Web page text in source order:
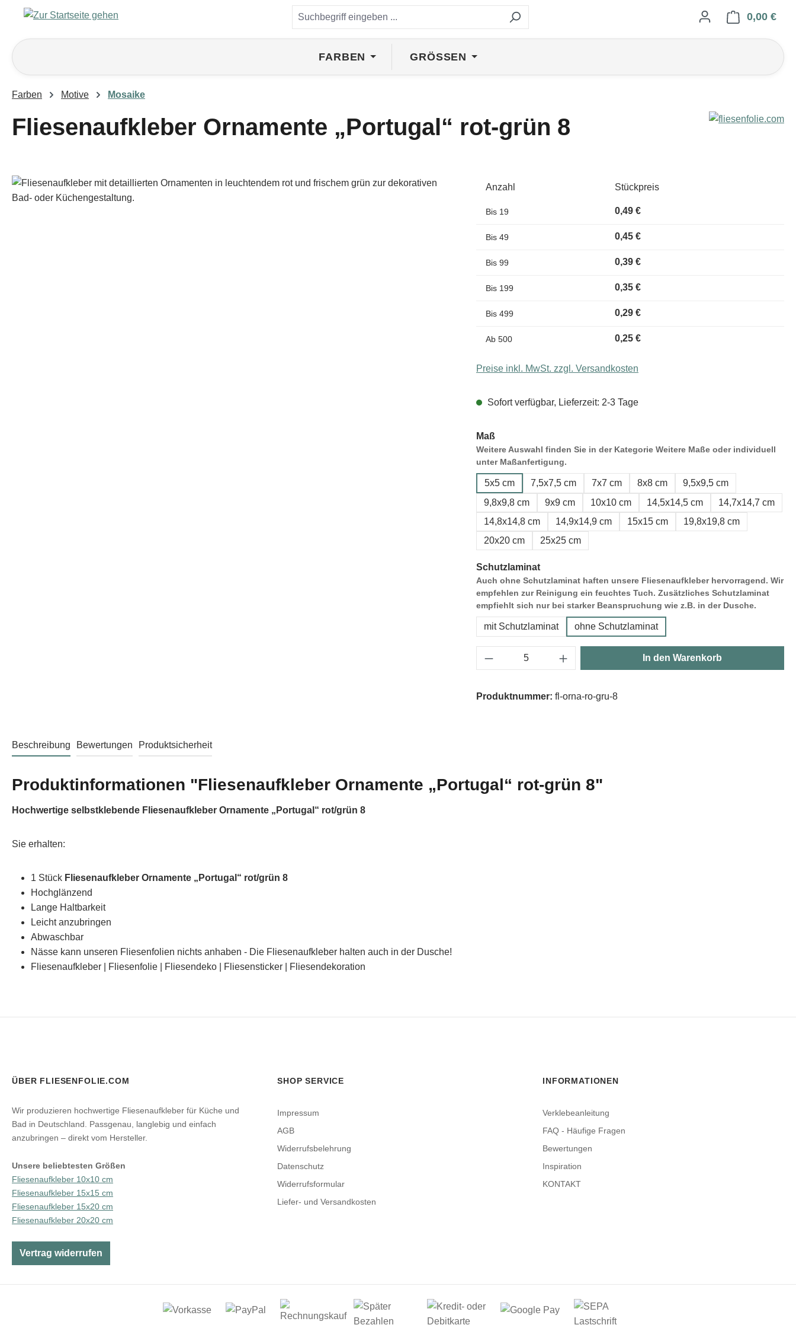
Hauptinhalt springen
Zur Suche springen
Zur Hauptnavigation springen 0,00 €
FARBEN GRÖSSEN
Farben Motive Mosaike
Fliesenaufkleber Ornamente „Portugal“ rot-grün 8
Bildergalerie überspringen Anzahl Stückpreis
Bis 19 0,49 €
Bis 49 0,45 €
Bis 99 0,39 €
Bis 199 0,35 €
Bis 499 0,29 €
Ab 500 0,25 €
Preise inkl. MwSt. zzgl. Versandkosten
Sofort verfügbar, Lieferzeit: 2-3 Tage
Maß
Weitere Auswahl finden Sie in der Kategorie Weitere Maße oder individuell
unter Maßanfertigung.
5x5 cm 7,5x7,5 cm 7x7 cm 8x8 cm
9,5x9,5 cm
9,8x9,8 cm
9x9 cm 10x10 cm 14,5x14,5 cm
14,7x14,7 cm
14,8x14,8 cm
14,9x14,9 cm 15x15 cm
19,8x19,8 cm
20x20 cm
25x25 cm
Schutzlaminat
Auch ohne Schutzlaminat haften unsere Fliesenaufkleber hervorragend. Wir
empfehlen zur Reinigung ein feuchtes Tuch. Zusätzliches Schutzlaminat
empfiehlt sich nur bei starker Beanspruchung wie z.B. in der Dusche.
mit Schutzlaminat ohne Schutzlaminat
Produkt Anzahl: Gib den gewünschten Wert ein
In den Warenkorb
Produktnummer: fl-orna-ro-gru-8
Beschreibung Bewertungen Produktsicherheit
Produktinformationen "Fliesenaufkleber Ornamente „Portugal“ rot-grün 8"
Hochwertige selbstklebende Fliesenaufkleber Ornamente „Portugal“ rot/grün 8
Sie erhalten:
1 Stück Fliesenaufkleber Ornamente „Portugal“ rot/grün 8
Hochglänzend
Lange Haltbarkeit
Leicht anzubringen
Abwaschbar
Nässe kann unseren Fliesenfolien nichts anhaben - Die Fliesenaufkleber halten auch in der Dusche!
Fliesenaufkleber | Fliesenfolie | Fliesendeko | Fliesensticker | Fliesendekoration
ÜBER FLIESENFOLIE.COM
Wir produzieren hochwertige Fliesenaufkleber für Küche und
Bad in Deutschland. Passgenau, langlebig und einfach
anzubringen – direkt vom Hersteller.
Unsere beliebtesten Größen
Fliesenaufkleber 10x10 cm
Fliesenaufkleber 15x15 cm
Fliesenaufkleber 15x20 cm
Fliesenaufkleber 20x20 cm
Vertrag widerrufen
SHOP SERVICE
Impressum
AGB
Widerrufsbelehrung
Datenschutz
Widerrufsformular
Liefer- und Versandkosten
INFORMATIONEN
Verklebeanleitung
FAQ - Häufige Fragen
Bewertungen
Inspiration
KONTAKT